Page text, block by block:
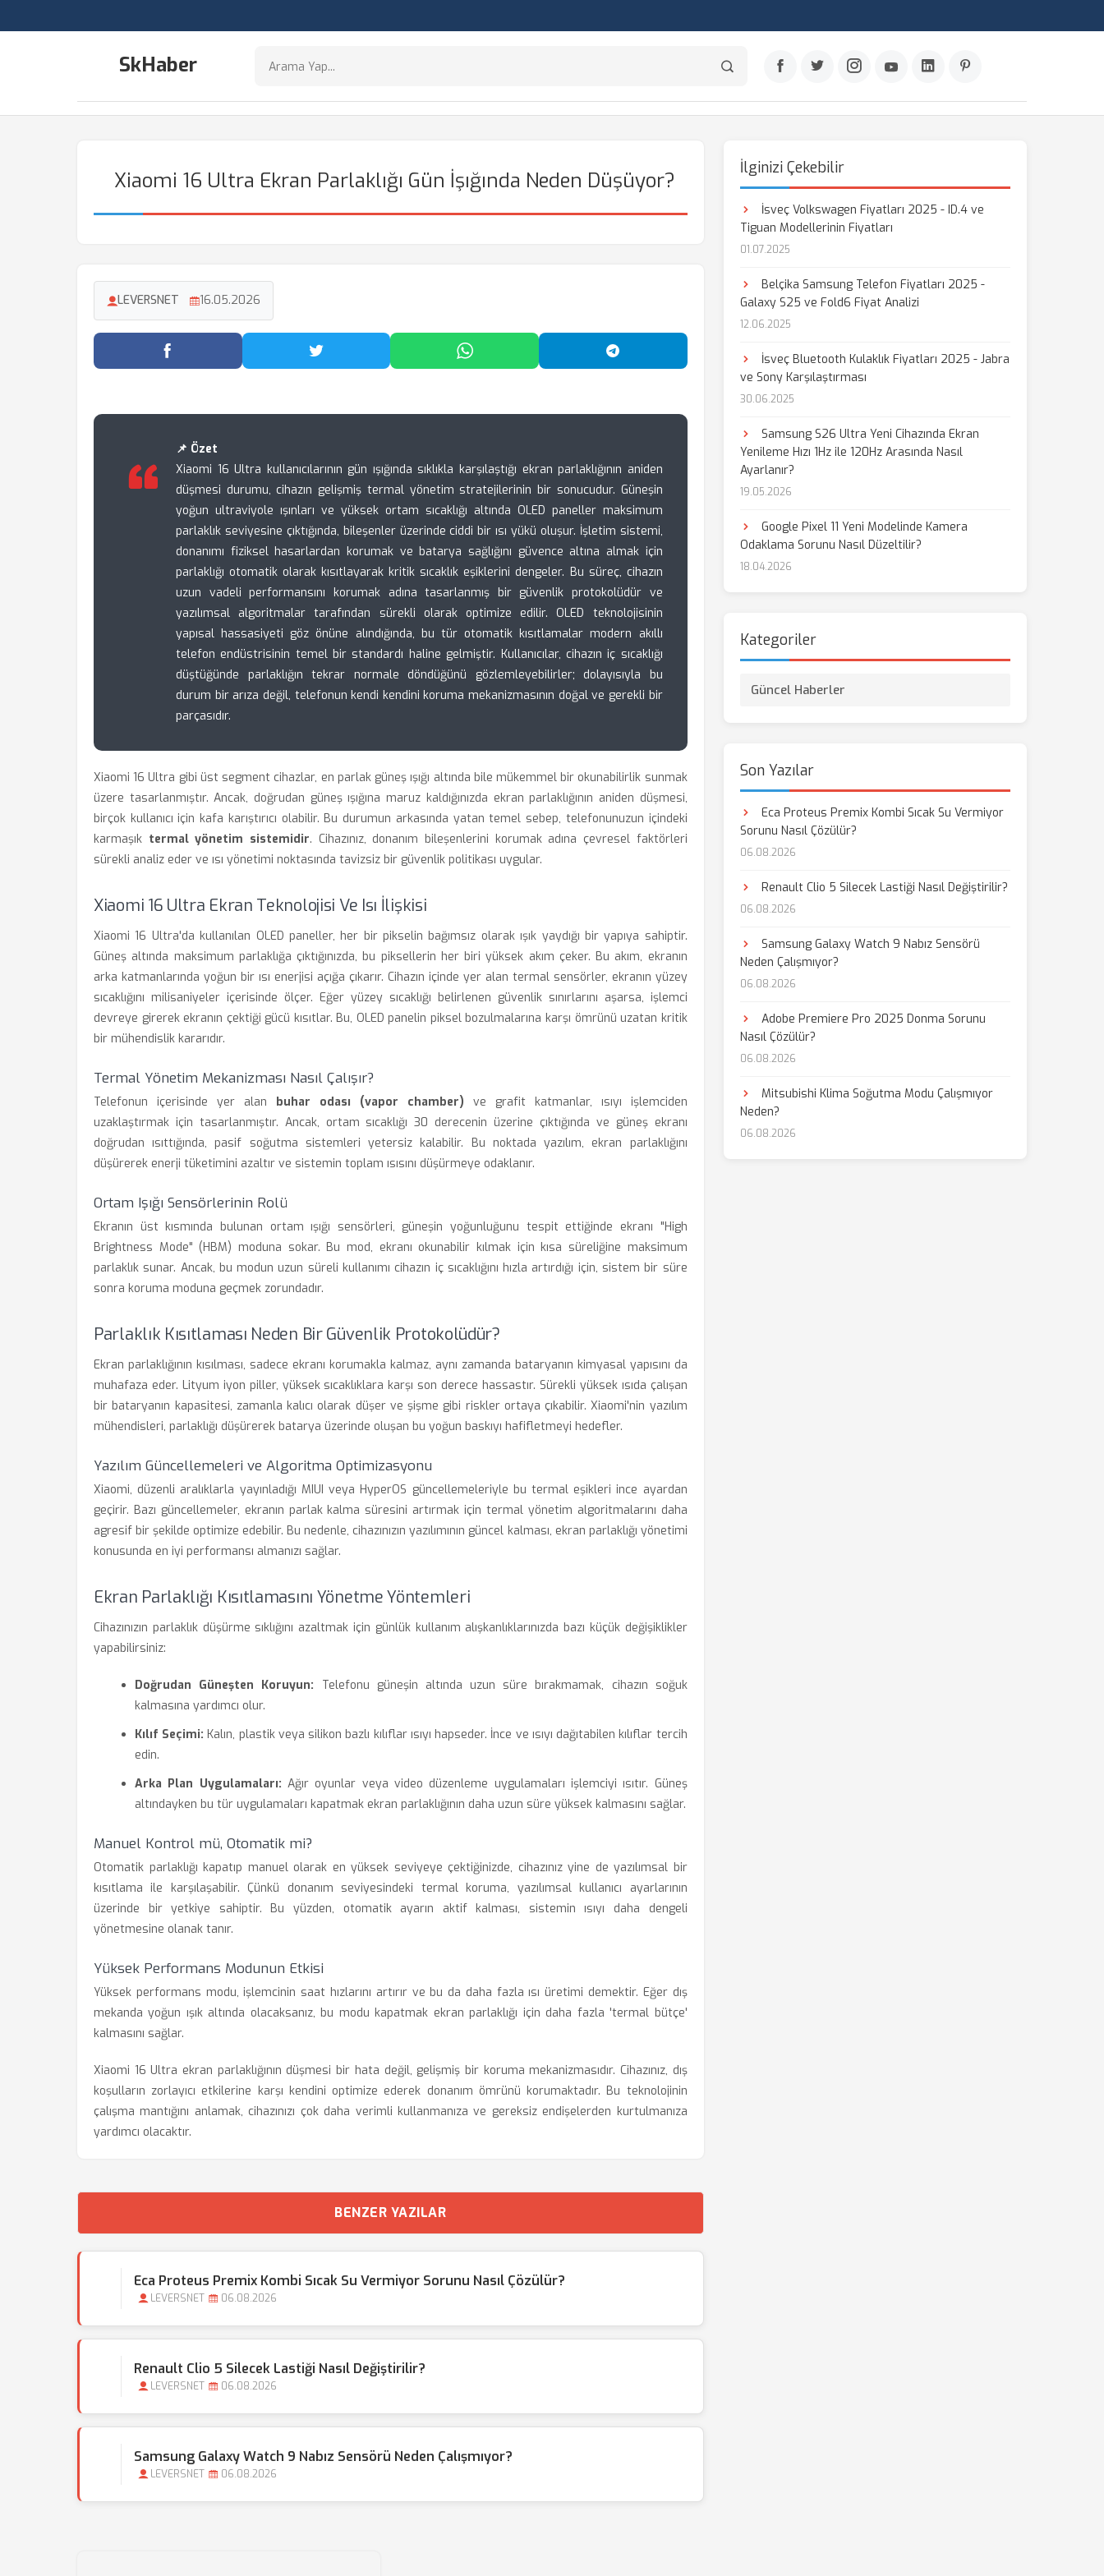
SkHaber
Xiaomi 16 Ultra Ekran Parlaklığı Gün İşığında Neden Düşüyor?
LEVERSNET 16.05.2026
Facebook'ta Paylaş Twitter'da Paylaş WhatsApp'ta Paylaş Telegram'da Paylaş
📌 Özet
Xiaomi 16 Ultra kullanıcılarının gün ışığında sıklıkla karşılaştığı ekran parlaklığının aniden
düşmesi durumu, cihazın gelişmiş termal yönetim stratejilerinin bir sonucudur. Güneşin
yoğun ultraviyole ışınları ve yüksek ortam sıcaklığı altında OLED paneller maksimum
parlaklık seviyesine çıktığında, bileşenler üzerinde ciddi bir ısı yükü oluşur. İşletim sistemi,
donanımı fiziksel hasarlardan korumak ve batarya sağlığını güvence altına almak için
parlaklığı otomatik olarak kısıtlayarak kritik sıcaklık eşiklerini dengeler. Bu süreç, cihazın
uzun vadeli performansını korumak adına tasarlanmış bir güvenlik protokolüdür ve
yazılımsal algoritmalar tarafından sürekli olarak optimize edilir. OLED teknolojisinin
yapısal hassasiyeti göz önüne alındığında, bu tür otomatik kısıtlamalar modern akıllı
telefon endüstrisinin temel bir standardı haline gelmiştir. Kullanıcılar, cihazın iç sıcaklığı
düştüğünde parlaklığın tekrar normale döndüğünü gözlemleyebilirler; dolayısıyla bu
durum bir arıza değil, telefonun kendi kendini koruma mekanizmasının doğal ve gerekli bir
parçasıdır.
Xiaomi 16 Ultra gibi üst segment cihazlar, en parlak güneş ışığı altında bile mükemmel bir okunabilirlik sunmak
üzere tasarlanmıştır. Ancak, doğrudan güneş ışığına maruz kaldığınızda ekran parlaklığının aniden düşmesi,
birçok kullanıcı için kafa karıştırıcı olabilir. Bu durumun arkasında yatan temel sebep, telefonunuzun içindeki
karmaşık termal yönetim sistemidir. Cihazınız, donanım bileşenlerini korumak adına çevresel faktörleri
sürekli analiz eder ve ısı yönetimi noktasında tavizsiz bir güvenlik politikası uygular.
Xiaomi 16 Ultra Ekran Teknolojisi Ve Isı İlişkisi
Xiaomi 16 Ultra'da kullanılan OLED paneller, her bir pikselin bağımsız olarak ışık yaydığı bir yapıya sahiptir.
Güneş altında maksimum parlaklığa çıktığınızda, bu piksellerin her biri yüksek akım çeker. Bu akım, ekranın
arka katmanlarında yoğun bir ısı enerjisi açığa çıkarır. Cihazın içinde yer alan termal sensörler, ekranın yüzey
sıcaklığını milisaniyeler içerisinde ölçer. Eğer yüzey sıcaklığı belirlenen güvenlik sınırlarını aşarsa, işlemci
devreye girerek ekranın çektiği gücü kısıtlar. Bu, OLED panelin piksel bozulmalarına karşı ömrünü uzatan kritik
bir mühendislik kararıdır.
Termal Yönetim Mekanizması Nasıl Çalışır?
Telefonun içerisinde yer alan buhar odası (vapor chamber) ve grafit katmanlar, ısıyı işlemciden
uzaklaştırmak için tasarlanmıştır. Ancak, ortam sıcaklığı 30 derecenin üzerine çıktığında ve güneş ekranı
doğrudan ısıttığında, pasif soğutma sistemleri yetersiz kalabilir. Bu noktada yazılım, ekran parlaklığını
düşürerek enerji tüketimini azaltır ve sistemin toplam ısısını düşürmeye odaklanır.
Ortam Işığı Sensörlerinin Rolü
Ekranın üst kısmında bulunan ortam ışığı sensörleri, güneşin yoğunluğunu tespit ettiğinde ekranı "High
Brightness Mode" (HBM) moduna sokar. Bu mod, ekranı okunabilir kılmak için kısa süreliğine maksimum
parlaklık sunar. Ancak, bu modun uzun süreli kullanımı cihazın iç sıcaklığını hızla artırdığı için, sistem bir süre
sonra koruma moduna geçmek zorundadır.
Parlaklık Kısıtlaması Neden Bir Güvenlik Protokolüdür?
Ekran parlaklığının kısılması, sadece ekranı korumakla kalmaz, aynı zamanda bataryanın kimyasal yapısını da
muhafaza eder. Lityum iyon piller, yüksek sıcaklıklara karşı son derece hassastır. Sürekli yüksek ısıda çalışan
bir bataryanın kapasitesi, zamanla kalıcı olarak düşer ve şişme gibi riskler ortaya çıkabilir. Xiaomi'nin yazılım
mühendisleri, parlaklığı düşürerek batarya üzerinde oluşan bu yoğun baskıyı hafifletmeyi hedefler.
Yazılım Güncellemeleri ve Algoritma Optimizasyonu
Xiaomi, düzenli aralıklarla yayınladığı MIUI veya HyperOS güncellemeleriyle bu termal eşikleri ince ayardan
geçirir. Bazı güncellemeler, ekranın parlak kalma süresini artırmak için termal yönetim algoritmalarını daha
agresif bir şekilde optimize edebilir. Bu nedenle, cihazınızın yazılımının güncel kalması, ekran parlaklığı yönetimi
konusunda en iyi performansı almanızı sağlar.
Ekran Parlaklığı Kısıtlamasını Yönetme Yöntemleri
Cihazınızın parlaklık düşürme sıklığını azaltmak için günlük kullanım alışkanlıklarınızda bazı küçük değişiklikler
yapabilirsiniz:
Doğrudan Güneşten Koruyun: Telefonu güneşin altında uzun süre bırakmamak, cihazın soğuk
kalmasına yardımcı olur.
Kılıf Seçimi: Kalın, plastik veya silikon bazlı kılıflar ısıyı hapseder. İnce ve ısıyı dağıtabilen kılıflar tercih
edin.
Arka Plan Uygulamaları: Ağır oyunlar veya video düzenleme uygulamaları işlemciyi ısıtır. Güneş
altındayken bu tür uygulamaları kapatmak ekran parlaklığının daha uzun süre yüksek kalmasını sağlar.
Manuel Kontrol mü, Otomatik mi?
Otomatik parlaklığı kapatıp manuel olarak en yüksek seviyeye çektiğinizde, cihazınız yine de yazılımsal bir
kısıtlama ile karşılaşabilir. Çünkü donanım seviyesindeki termal koruma, yazılımsal kullanıcı ayarlarının
üzerinde bir yetkiye sahiptir. Bu yüzden, otomatik ayarın aktif kalması, sistemin ısıyı daha dengeli
yönetmesine olanak tanır.
Yüksek Performans Modunun Etkisi
Yüksek performans modu, işlemcinin saat hızlarını artırır ve bu da daha fazla ısı üretimi demektir. Eğer dış
mekanda yoğun ışık altında olacaksanız, bu modu kapatmak ekran parlaklığı için daha fazla 'termal bütçe'
kalmasını sağlar.
Xiaomi 16 Ultra ekran parlaklığının düşmesi bir hata değil, gelişmiş bir koruma mekanizmasıdır. Cihazınız, dış
koşulların zorlayıcı etkilerine karşı kendini optimize ederek donanım ömrünü korumaktadır. Bu teknolojinin
çalışma mantığını anlamak, cihazınızı çok daha verimli kullanmanıza ve gereksiz endişelerden kurtulmanıza
yardımcı olacaktır.
BENZER YAZILAR
Eca Proteus Premix Kombi Sıcak Su Vermiyor Sorunu Nasıl Çözülür?
LEVERSNET 06.08.2026
Renault Clio 5 Silecek Lastiği Nasıl Değiştirilir?
LEVERSNET 06.08.2026
Samsung Galaxy Watch 9 Nabız Sensörü Neden Çalışmıyor?
LEVERSNET 06.08.2026
İlginizi Çekebilir
İsveç Volkswagen Fiyatları 2025 - ID.4 ve
Tiguan Modellerinin Fiyatları
01.07.2025
Belçika Samsung Telefon Fiyatları 2025 -
Galaxy S25 ve Fold6 Fiyat Analizi
12.06.2025
İsveç Bluetooth Kulaklık Fiyatları 2025 - Jabra
ve Sony Karşılaştırması
30.06.2025
Samsung S26 Ultra Yeni Cihazında Ekran
Yenileme Hızı 1Hz ile 120Hz Arasında Nasıl
Ayarlanır?
19.05.2026
Google Pixel 11 Yeni Modelinde Kamera
Odaklama Sorunu Nasıl Düzeltilir?
18.04.2026
Kategoriler
Güncel Haberler
Son Yazılar
Eca Proteus Premix Kombi Sıcak Su Vermiyor
Sorunu Nasıl Çözülür?
06.08.2026
Renault Clio 5 Silecek Lastiği Nasıl Değiştirilir?
06.08.2026
Samsung Galaxy Watch 9 Nabız Sensörü
Neden Çalışmıyor?
06.08.2026
Adobe Premiere Pro 2025 Donma Sorunu
Nasıl Çözülür?
06.08.2026
Mitsubishi Klima Soğutma Modu Çalışmıyor
Neden?
06.08.2026